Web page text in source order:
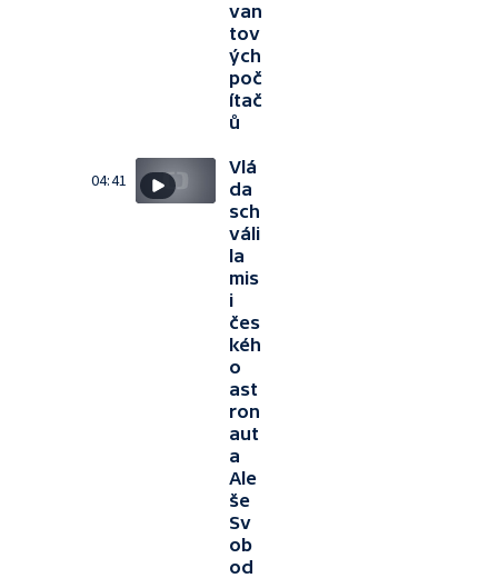
van
tov
ých
poč
ítač
ů
04:41
Vlá
da
sch
váli
la
mis
i
čes
kéh
o
ast
ron
aut
a
Ale
še
Sv
ob
od